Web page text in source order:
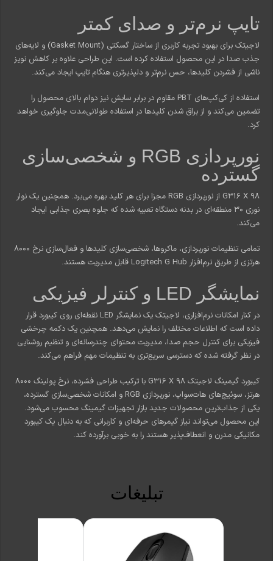
تایپ نرم‌تر و صدای کمتر
لاجیتک برای بهبود تجربه کاربری از ساختار گسکتی (Gasket Mount) و لایه‌های
جذب صدا در این محصول استفاده کرده است. این طراحی علاوه بر کاهش نویز
ناشی از فشردن کلیدها، حس نرم‌تر و دلپذیرتری هنگام تایپ ایجاد می‌کند.
استفاده از کی‌کپ‌های PBT مقاوم در برابر سایش نیز دوام بالای محصول را
تضمین می‌کند و از براق شدن کلیدها در استفاده طولانی‌مدت جلوگیری خواهد
کرد.
نورپردازی RGB و شخصی‌سازی
گسترده
G316 X 98 از نورپردازی RGB مجزا برای هر کلید بهره می‌برد. همچنین یک نوار
نوری 30 منطقه‌ای در بدنه دستگاه تعبیه شده که جلوه بصری جذابی ایجاد
می‌کند.
تمامی تنظیمات نورپردازی، ماکروها، شخصی‌سازی کلیدها و فعال‌سازی نرخ 8000
هرتزی از طریق نرم‌افزار Logitech G Hub قابل مدیریت هستند.
نمایشگر LED و کنترلر فیزیکی
در کنار امکانات نرم‌افزاری، لاجیتک یک نمایشگر LED نقطه‌ای روی کیبورد قرار
داده است که اطلاعات مختلف را نمایش می‌دهد. همچنین یک دکمه چرخشی
فیزیکی برای کنترل حجم صدا، مدیریت محتوای چندرسانه‌ای و تنظیم روشنایی
در نظر گرفته شده که دسترسی سریع‌تری به تنظیمات مهم فراهم می‌کند.
کیبورد گیمینگ لاجیتک G316 X 98 با ترکیب طراحی فشرده، نرخ پولینگ 8000
هرتز، سوئیچ‌های هات‌سواپ، نورپردازی RGB و امکانات شخصی‌سازی گسترده،
یکی از جذاب‌ترین محصولات جدید بازار تجهیزات گیمینگ محسوب می‌شود.
این محصول می‌تواند نیاز گیمرهای حرفه‌ای و کاربرانی که به دنبال یک کیبورد
مکانیکی مدرن و انعطاف‌پذیر هستند را به خوبی برآورده کند.
تبلیغات